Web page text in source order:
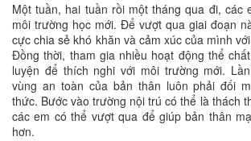
Một tuần, hai tuần rồi một tháng qua đi, các
môi trường học mới. Để vượt qua giai đoạn
cực chia sẻ khó khăn và cảm xúc của mình
Đồng thời, tham gia nhiều hoạt động thể
luyện để thích nghi với môi trường mới.
vùng an toàn của bản thân luôn phải đối
thức. Bước vào trường nội trú có thể là thách
các em có thể vượt qua để giúp bản thân
hơn.